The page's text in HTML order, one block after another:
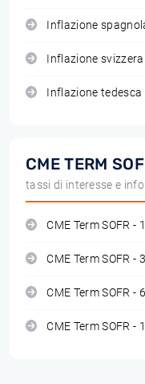
Inflazione
Inflazione svizzera
Inflazione tedesca
CME TERM
tassi di interesse e
CME Term SOFR -
CME Term SOFR -
CME Term SOFR -
CME Term SOFR -